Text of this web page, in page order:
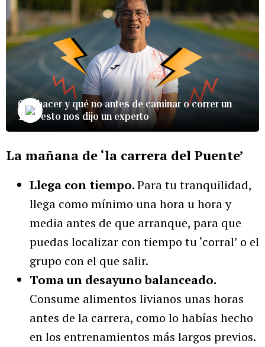
Qué hacer y qué no antes de caminar o correr un
10K: esto nos dijo un experto
La mañana de ‘la carrera del Puente’
Llega con tiempo.Para tu tranquilidad,
llega como mínimo una hora u hora y
media antes de que arranque, para que
puedas localizar con tiempo tu ‘corral’ o el
grupo con el que salir.
Toma un desayuno balanceado.
Consume alimentos livianos unas horas
antes de la carrera, como lo habías hecho
en los entrenamientos más largos previos.